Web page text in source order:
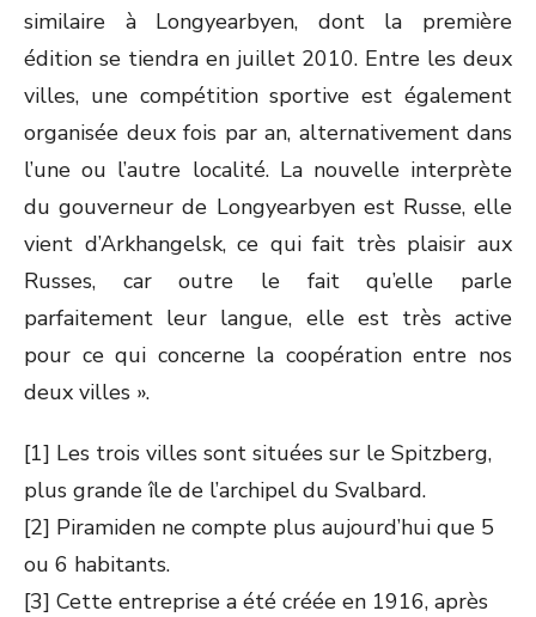
similaire à Longyearbyen, dont la première
édition se tiendra en juillet 2010. Entre les deux
villes, une compétition sportive est également
organisée deux fois par an, alternativement dans
l’une ou l’autre localité. La nouvelle interprète
du gouverneur de Longyearbyen est Russe, elle
vient d’Arkhangelsk, ce qui fait très plaisir aux
Russes, car outre le fait qu’elle parle
parfaitement leur langue, elle est très active
pour ce qui concerne la coopération entre nos
deux villes ».
[1] Les trois villes sont situées sur le Spitzberg,
plus grande île de l’archipel du Svalbard.
[2] Piramiden ne compte plus aujourd’hui que 5
ou 6 habitants.
[3] Cette entreprise a été créée en 1916, après